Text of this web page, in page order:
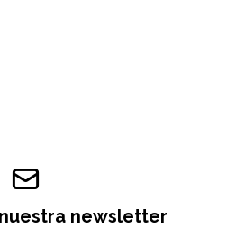
newsletter